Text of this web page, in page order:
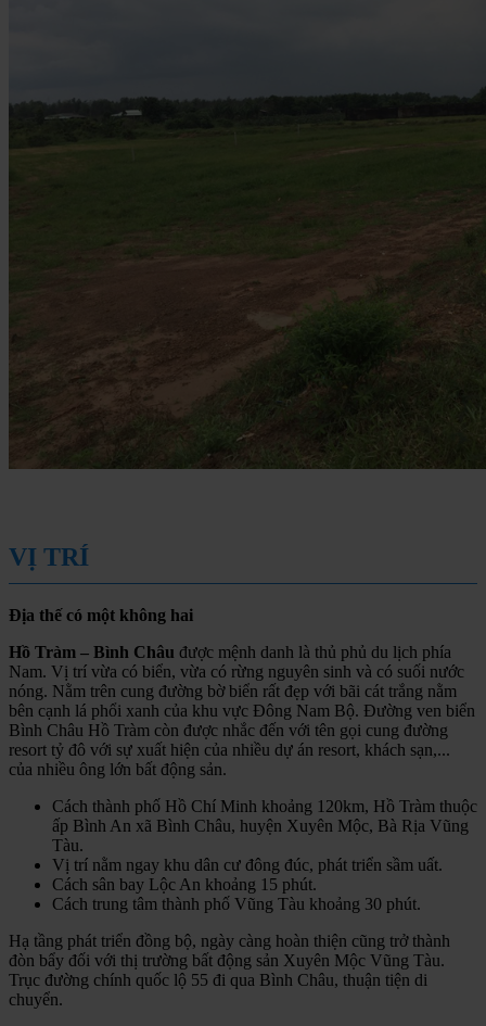
VỊ TRÍ
Địa thế có một không hai
Hồ Tràm – Bình Châu được mệnh danh là thủ phủ du lịch phía
Nam. Vị trí vừa có biển, vừa có rừng nguyên sinh và có suối nước
nóng. Nằm trên cung đường bờ biển rất đẹp với bãi cát trắng nằm
bên cạnh lá phổi xanh của khu vực Đông Nam Bộ. Đường ven biển
Bình Châu Hồ Tràm còn được nhắc đến với tên gọi cung đường
resort tỷ đô với sự xuất hiện của nhiều dự án resort, khách sạn,...
của nhiều ông lớn bất động sản.
Cách thành phố Hồ Chí Minh khoảng 120km, Hồ Tràm thuộc
ấp Bình An xã Bình Châu, huyện Xuyên Mộc, Bà Rịa Vũng
Tàu.
Vị trí nằm ngay khu dân cư đông đúc, phát triển sầm uất.
Cách sân bay Lộc An khoảng 15 phút.
Cách trung tâm thành phố Vũng Tàu khoảng 30 phút.
Hạ tầng phát triển đồng bộ, ngày càng hoàn thiện cũng trở thành
đòn bẩy đối với thị trường bất động sản Xuyên Mộc Vũng Tàu.
Trục đường chính quốc lộ 55 đi qua Bình Châu, thuận tiện di
chuyển.